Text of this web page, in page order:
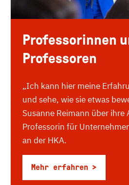
Professorinnen
Professoren
„Ich kann hier meine
und sehe, wie sie etwas
Susanne Reimann über ihre
Professorin für
an der HKA.
Mehr erfahren